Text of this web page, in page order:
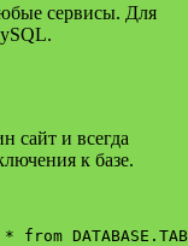
сервисы. Для
сайт и всегда
к базе.
* from